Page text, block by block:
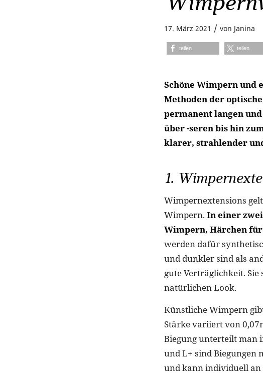
17. März 2021 / von Janina
teilen teilen
Schöne Wimpern und
Methoden der
permanent langen
über -seren bis hin
klarer, strahlender
1.
Wimpernextensions
Wimpern. In einer
Wimpern, Härchen
werden dafür
und dunkler sind als
gute Verträglichkeit.
natürlichen Look.
Künstliche Wimpern
Stärke variiert von
Biegung unterteilt man
und L+ sind Biegungen
und kann individuell an